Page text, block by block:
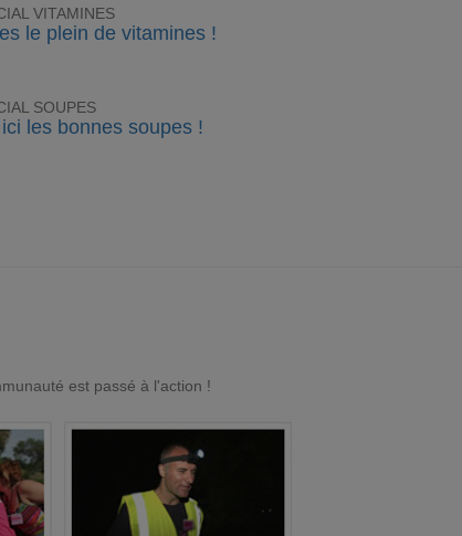
VITAMINES
le plein de vitamines !
SOUPES
les bonnes soupes !
est passé à l'action !